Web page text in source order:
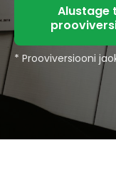
Alustage
* Prooviversiooni